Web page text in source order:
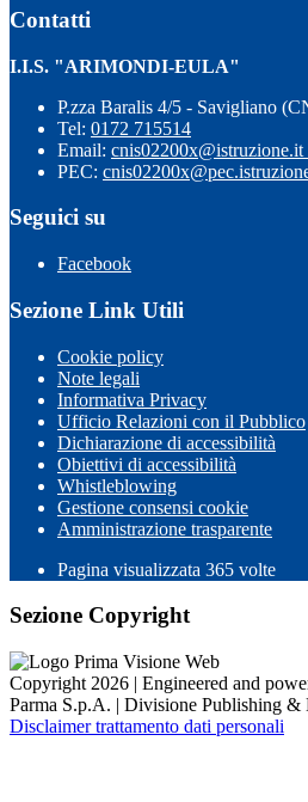
Contatti
I.I.S. "ARIMONDI-EULA"
P.zza Baralis 4/5 - Savigliano
Tel: 0172 715514
Email: cnis02200x@istruzione.it
PEC:
Seguici su
Facebook
Sezione Link Utili
Cookie policy
Note legali
Informativa Privacy
Ufficio Relazioni con il Pubblico
Dichiarazione di accessibilità
Obiettivi di accessibilità
Whistleblowing
Gestione consensi cookie
Amministrazione trasparente
Pagina visualizzata 365 volte
Sezione Copyright
Copyright 2026 | Engineered and
Parma S.p.A. | Divisione Publishing &
Disclaimer trattamento dati personali